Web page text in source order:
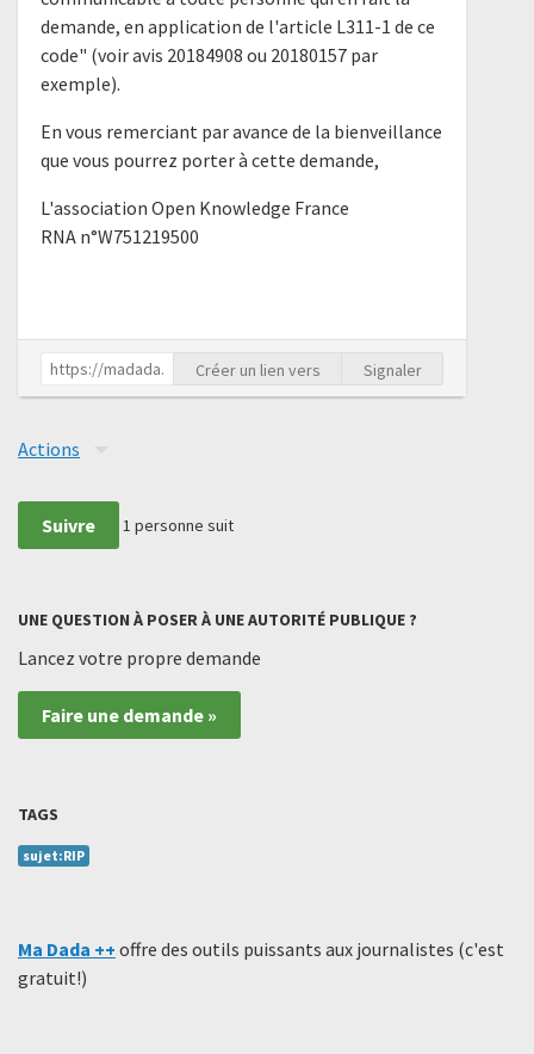
demande, en application de l'article L311-1 de ce
code" (voir avis 20184908 ou 20180157 par
exemple).
En vous remerciant par avance de la bienveillance
que vous pourrez porter à cette demande,
L'association Open Knowledge France
RNA n°W751219500
Créer un lien vers Signaler
Actions
Suivre 1 personne suit
UNE QUESTION À POSER À UNE AUTORITÉ PUBLIQUE ?
Lancez votre propre demande
Faire une demande »
TAGS
sujet:RIP
Ma Dada ++ offre des outils puissants aux journalistes (c'est
gratuit!)